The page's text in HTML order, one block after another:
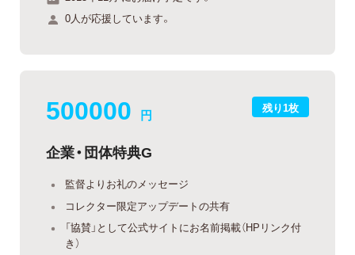
0人が応援しています。
残り1枚
500000 円
企業・団体特典G
監督よりお礼のメッセージ
コレクター限定アップデートの共有
「協賛」として公式サイトにお名前掲載（HPリンク付
き）